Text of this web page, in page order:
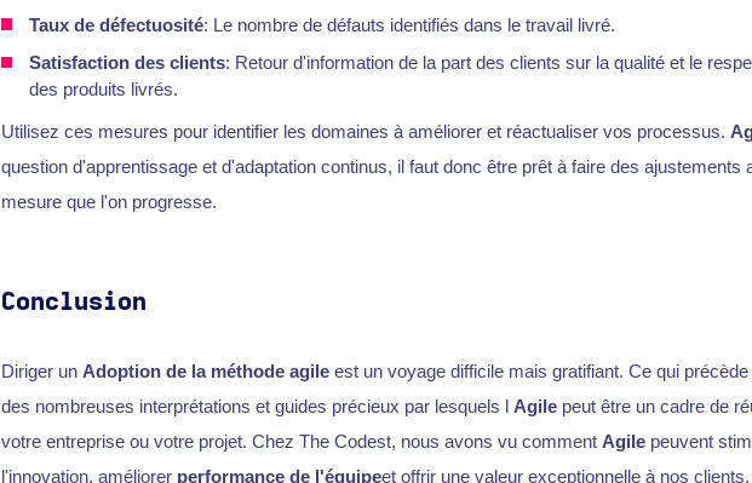
Taux de défectuosité: Le nombre de défauts identifiés dans le travail livré.
Satisfaction des clients: Retour d'information de la part des clients sur la qualité et le
des produits livrés.
Utilisez ces mesures pour identifier les domaines à améliorer et réactualiser vos processus.
question d'apprentissage et d'adaptation continus, il faut donc être prêt à faire des ajustements
mesure que l'on progresse.
Conclusion
Diriger un Adoption de la méthode agileest un voyage difficile mais gratifiant. Ce qui
des nombreuses interprétations et guides précieux par lesquels l Agilepeut être un cadre de
votre entreprise ou votre projet. Chez The Codest, nous avons vu comment Agilepeuvent
l'innovation, améliorer performance de l'équipeet offrir une valeur exceptionnelle à nos